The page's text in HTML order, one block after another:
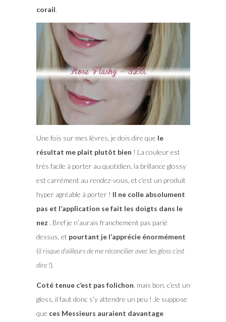
corail.
Une fois sur mes lèvres, je dois dire que le
résultat me plait plutôt bien ! La couleur est
très facile à porter au quotidien, la brillance glossy
est carrément au rendez-vous, et c’est un produit
hyper agréable à porter ! Il ne colle absolument
pas et l’application se fait les doigts dans le
nez . Bref je n’aurais franchement pas parié
dessus, et pourtant je l’apprécie énormément
(il risque d’ailleurs de me réconcilier avec les gloss c’est
dire !).
Coté tenue c’est pas folichon , mais bon, c’est un
gloss, il faut donc s’y attendre un peu ! Je suppose
que ces Messieurs auraient davantage